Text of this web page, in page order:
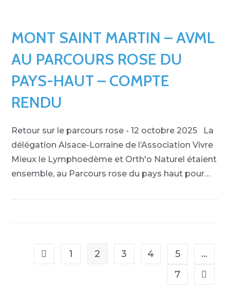
MONT SAINT MARTIN – AVML
AU PARCOURS ROSE DU
PAYS-HAUT – COMPTE
RENDU
Retour sur le parcours rose - 12 octobre 2025 La
délégation Alsace-Lorraine de l’Association Vivre
Mieux le Lymphoedème et Orth'o Naturel étaient
ensemble, au Parcours rose du pays haut pour…
1 2 3 4 5
…
7